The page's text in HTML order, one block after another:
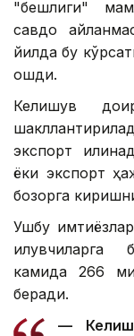
"бешлиги"
савдо
йилда бу
ошди.
Келишув
экспорт
ёки экспорт
бозорга
Ушбу
камида 266
беради.
—